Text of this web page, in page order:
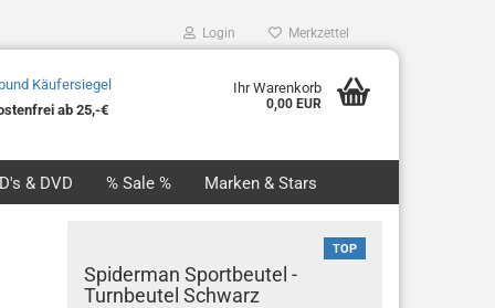
Login Merkzettel
ab 25,-€
Ihr Warenkorb
0,00 EUR
& DVD % Sale % Marken & Stars
TOP
Spiderman Sportbeutel -
Turnbeutel Schwarz